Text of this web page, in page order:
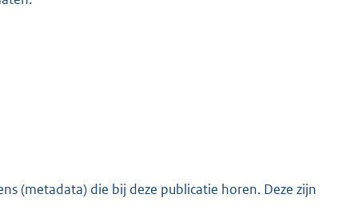
(metadata) die bij deze publicatie horen. Deze zijn